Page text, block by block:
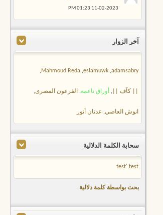
11-02-2023
01:23 PM
آخر الزوار
adamsabry
,
eslamuwk
,
Mahmoud Reda
,
|| كآف || , أوراق ناعمة, الفرعون المصرى,
انوش العاصي, عدنان أنور
سحابة الكلمة الدلالية
test' test
بحث بواسطة كلمة دلالية